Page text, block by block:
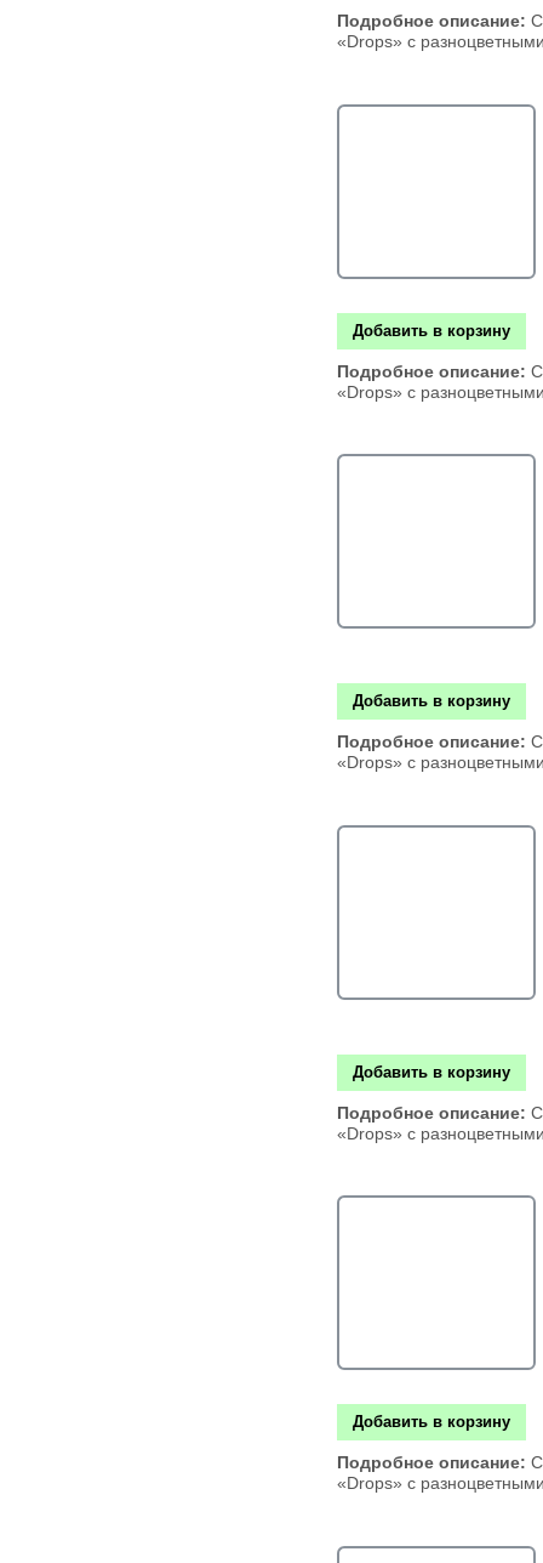
Подробное описание:
«Drops» с
Добавить в корзину
Подробное описание:
«Drops» с
Добавить в корзину
Подробное описание:
«Drops» с
Добавить в корзину
Подробное описание:
«Drops» с
Добавить в корзину
Подробное описание:
«Drops» с